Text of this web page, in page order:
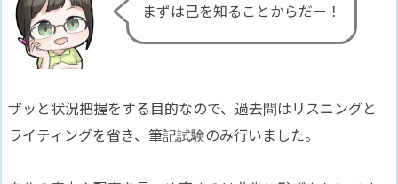
まずは己を知ることからだー！
ザッと状況把握をする目的なので、過去問はリスニングと
ライティングを省き、筆記試験のみ行いました。